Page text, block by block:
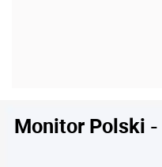
Monitor Polski